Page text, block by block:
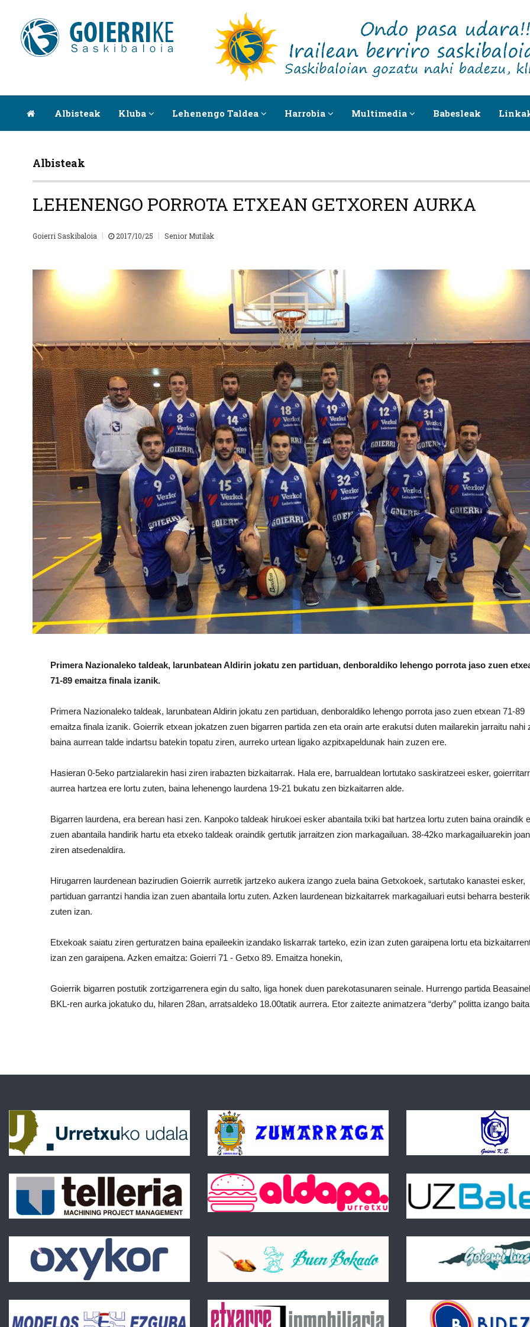
Albisteak Kluba Lehenengo Taldea Harrobia Multimedia Babesleak
Albisteak
LEHENENGO PORROTA ETXEAN GETXOREN AURKA
Goierri Saskibaloia | 2017/10/25 | Senior Mutilak
Primera Nazionaleko taldeak, larunbatean Aldirin jokatu zen partiduan, denboraldiko lehengo porrota jaso zuen
71-89 emaitza finala izanik.
Primera Nazionaleko taldeak, larunbatean Aldirin jokatu zen partiduan, denboraldiko lehengo porrota jaso zuen etxean 71-89
emaitza finala izanik. Goierrik etxean jokatzen zuen bigarren partida zen eta orain arte erakutsi duten mailarekin jarraitu nahi
baina aurrean talde indartsu batekin topatu ziren, aurreko urtean ligako azpitxapeldunak hain zuzen ere.
Hasieran 0-5eko partzialarekin hasi ziren irabazten bizkaitarrak. Hala ere, barrualdean lortutako saskiratzeei esker,
aurrea hartzea ere lortu zuten, baina lehenengo laurdena 19-21 bukatu zen bizkaitarren alde.
Bigarren laurdena, era berean hasi zen. Kanpoko taldeak hirukoei esker abantaila txiki bat hartzea lortu zuten baina oraindik
zuen abantaila handirik hartu eta etxeko taldeak oraindik gertutik jarraitzen zion markagailuan. 38-42ko markagailuarekin joan
ziren atsedenaldira.
Hirugarren laurdenean bazirudien Goierrik aurretik jartzeko aukera izango zuela baina Getxokoek, sartutako kanastei esker,
partiduan garrantzi handia izan zuen abantaila lortu zuten. Azken laurdenean bizkaitarrek markagailuari eutsi beharra
zuten izan.
Etxekoak saiatu ziren gerturatzen baina epaileekin izandako liskarrak tarteko, ezin izan zuten garaipena lortu eta
izan zen garaipena. Azken emaitza: Goierri 71 - Getxo 89. Emaitza honekin,
Goierrik bigarren postutik zortzigarrenera egin du salto, liga honek duen parekotasunaren seinale. Hurrengo partida
BKL-ren aurka jokatuko du, hilaren 28an, arratsaldeko 18.00tatik aurrera. Etor zaitezte animatzera “derby” politta izango